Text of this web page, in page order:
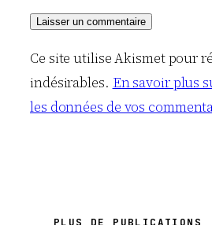
Ce site utilise Akismet pour
indésirables. En savoir plus
les données de vos